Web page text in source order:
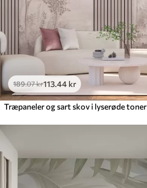
189.07kr113.44 kr
Træpaneler og sart skov i lyserøde toner